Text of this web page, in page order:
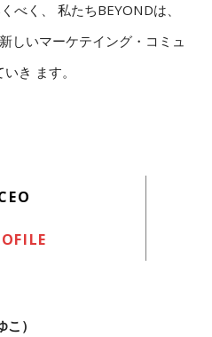
べく、 私たちBEYONDは、
しいマーケテイング・コミュ
き ます。
）